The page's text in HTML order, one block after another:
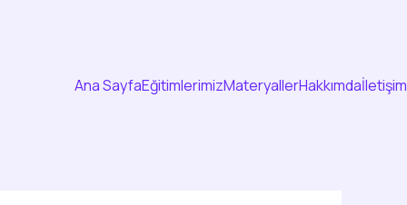
Ana SayfaEğitimlerimizMateryallerHakkımdaİletişim